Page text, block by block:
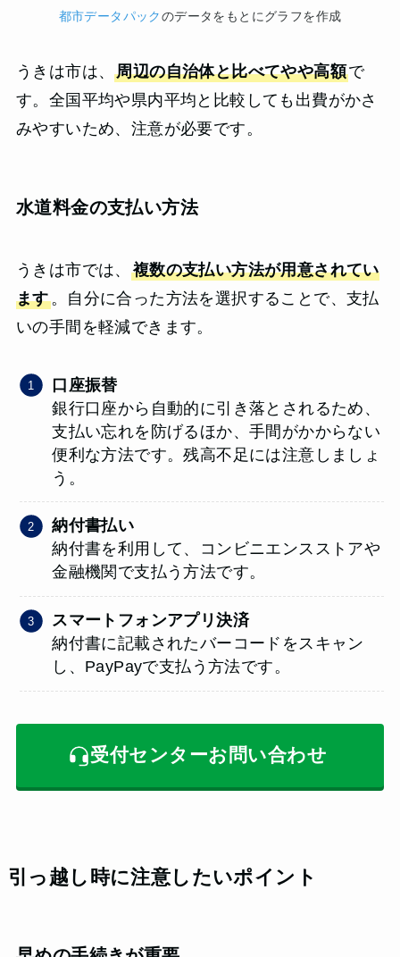
都市データパックのデータをもとにグラフを作成
うきは市は、周辺の自治体と比べてやや高額で
す。全国平均や県内平均と比較しても出費がかさ
みやすいため、注意が必要です。
水道料金の支払い方法
うきは市では、 複数の支払い方法が用意されてい
ます。自分に合った方法を選択することで、支払
いの手間を軽減できます。
口座振替
銀行口座から自動的に引き落とされるため、
支払い忘れを防げるほか、手間がかからない
便利な方法です。残高不足には注意しましょ
う。
納付書払い
納付書を利用して、コンビニエンスストアや
金融機関で支払う方法です。
スマートフォンアプリ決済
納付書に記載されたバーコードをスキャン
し、PayPayで支払う方法です。
受付センターお問い合わせ
引っ越し時に注意したいポイント